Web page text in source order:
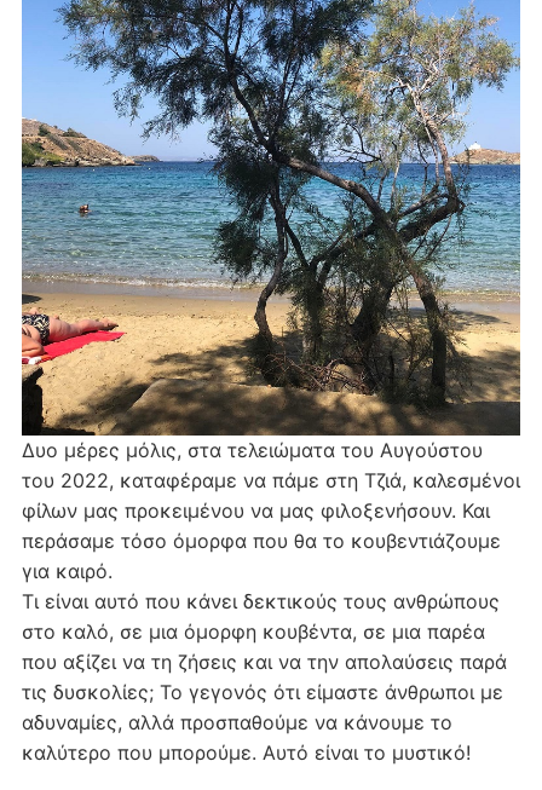
Δυο μέρες μόλις, στα τελειώματα του Αυγούστου
του 2022, καταφέραμε να πάμε στη Τζιά, καλεσμένοι
φίλων μας προκειμένου να μας φιλοξενήσουν. Και
περάσαμε τόσο όμορφα που θα το κουβεντιάζουμε
για καιρό.
Τι είναι αυτό που κάνει δεκτικούς τους ανθρώπους
στο καλό, σε μια όμορφη κουβέντα, σε μια παρέα
που αξίζει να τη ζήσεις και να την απολαύσεις παρά
τις δυσκολίες; Το γεγονός ότι είμαστε άνθρωποι με
αδυναμίες, αλλά προσπαθούμε να κάνουμε το
καλύτερο που μπορούμε. Αυτό είναι το μυστικό!